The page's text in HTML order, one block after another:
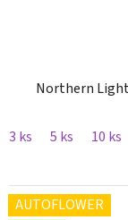
Northern
3 ks
5 ks 10 ks
AUTOFLOWER